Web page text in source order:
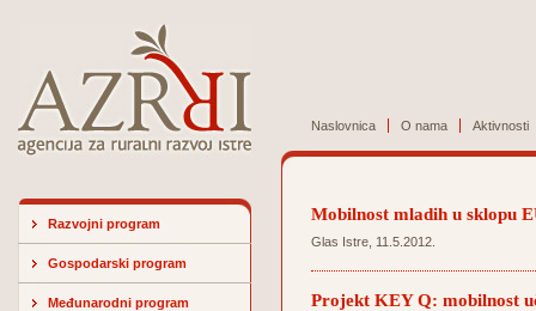
Naslovnica O nama Aktivnosti
Razvojni program
Gospodarski program
Međunarodni program
Mobilnost mladih u sklopu
Glas Istre, 11.5.2012.
Projekt KEY Q: mobilnost